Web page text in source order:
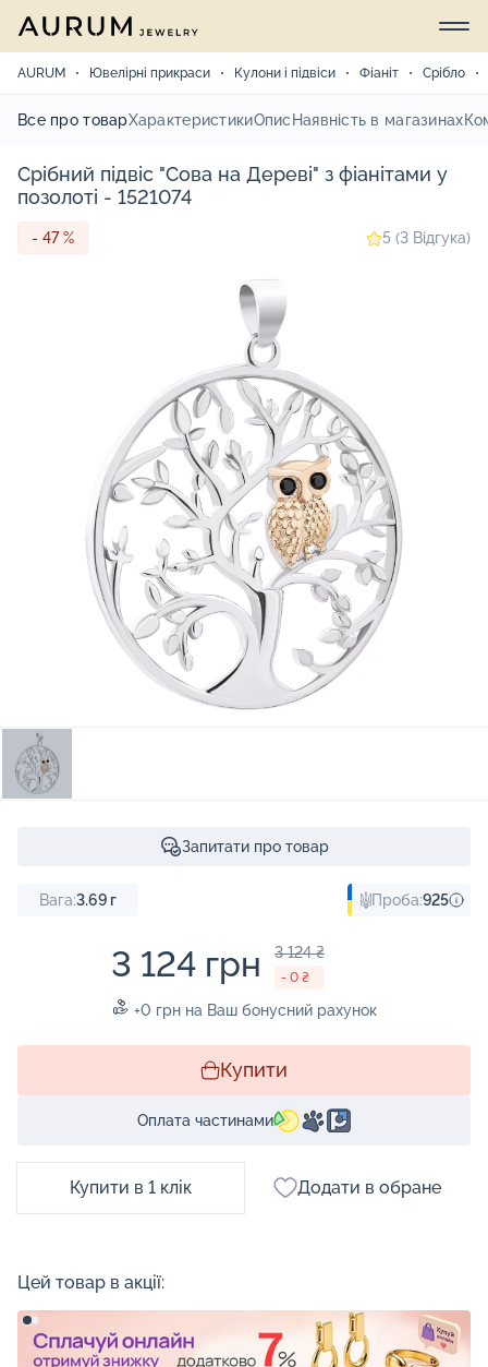
AURUM Ювелірні прикраси Кулони і підвіси Фіаніт Срібло
Все про товарХарактеристикиОпис Наявність в магазинах
Срібний підвіс "Сова на Дереві" з фіанітами у
позолоті - 1521074
- 47 % 5 (3 Відгука)
Запитати про товар
Вага:3.69 г Проба:925
3 124 грн 3 124 ₴
- 0 ₴
+0 грн на Ваш бонусний рахунок
Купити
Оплата частинами
Купити в 1 клік Додати в обране
Цей товар в акції: